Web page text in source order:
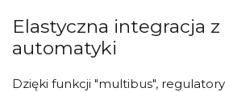
Elastyczna integracja
automatyki
Dzięki funkcji "multibus",